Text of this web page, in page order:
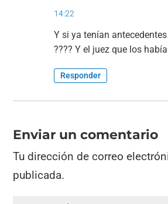
14:22
Y si ya tenían
???? Y el juez que los
Responder
Enviar un comentario
Tu dirección de correo
publicada.